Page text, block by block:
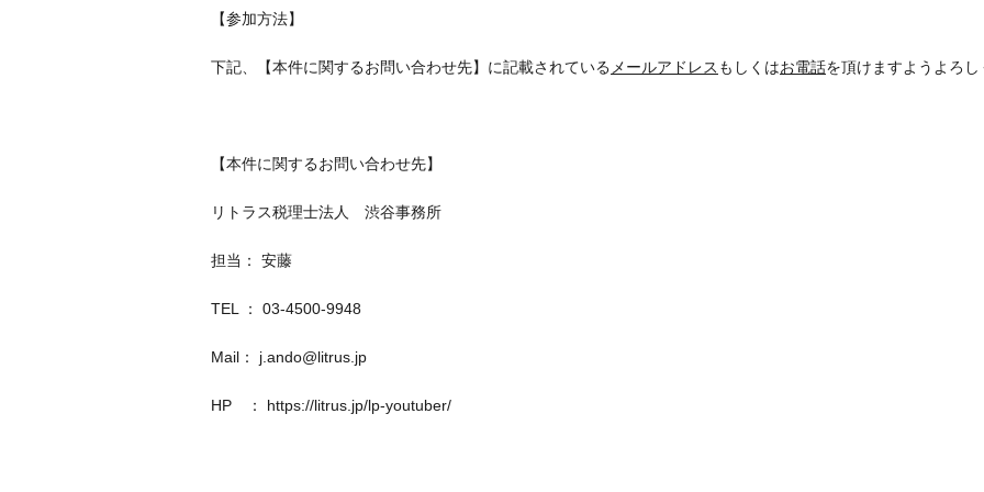
【参加方法】
下記、【本件に関するお問い合わせ先】に記載されている メールアドレス もしくはお電話を頂けますようよろし
【本件に関するお問い合わせ先】
リトラス税理士法人 渋谷事務所
担当： 安藤
TEL ： 03-4500-9948
Mail： j.ando@litrus.jp
HP ： https://litrus.jp/lp-youtuber/